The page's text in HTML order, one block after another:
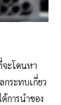
จะโดนหา
กระทบเกี่ยว
การนำของ